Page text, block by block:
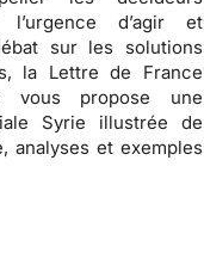
d’agir et
sur les solutions
la Lettre de France
vous propose une
Syrie illustrée de
analyses et exemples